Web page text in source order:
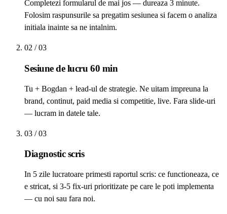
Completezi formularul de mai jos — dureaza 3 minute.
Folosim raspunsurile sa pregatim sesiunea si facem o analiza
initiala inainte sa ne intalnim.
02 / 03
Sesiune de lucru 60 min
Tu + Bogdan + lead-ul de strategie. Ne uitam impreuna la
brand, continut, paid media si competitie, live. Fara slide-uri
— lucram in datele tale.
03 / 03
Diagnostic scris
In 5 zile lucratoare primesti raportul scris: ce functioneaza, ce
e stricat, si 3-5 fix-uri prioritizate pe care le poti implementa
— cu noi sau fara noi.